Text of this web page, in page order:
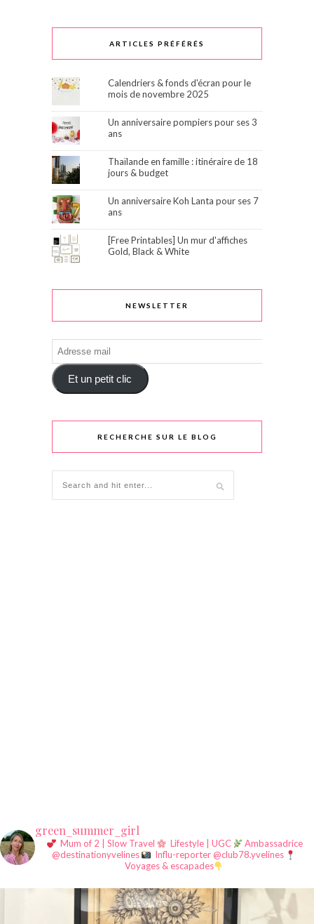
ARTICLES PRÉFÉRÉS
Calendriers & fonds d'écran pour le
mois de novembre 2025
Un anniversaire pompiers pour ses 3
ans
Thaïlande en famille : itinéraire de 18
jours & budget
Un anniversaire Koh Lanta pour ses 7
ans
[Free Printables] Un mur d'affiches
Gold, Black & White
NEWSLETTER
Adresse
mail
Et un petit clic
RECHERCHE SUR LE BLOG
green_summer_girl
Mum of 2 | Slow Travel Lifestyle | UGC
Ambassadrice
@destinationyvelines
Influ-reporter @club78.yvelines
Voyages & escapades